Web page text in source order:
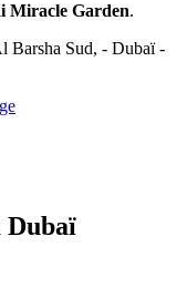
Miracle Garden.
Barsha Sud, - Dubaï -
Dubaï